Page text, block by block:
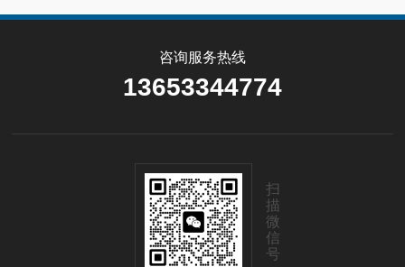
咨询服务热线
13653344774
扫
描
微
信
号